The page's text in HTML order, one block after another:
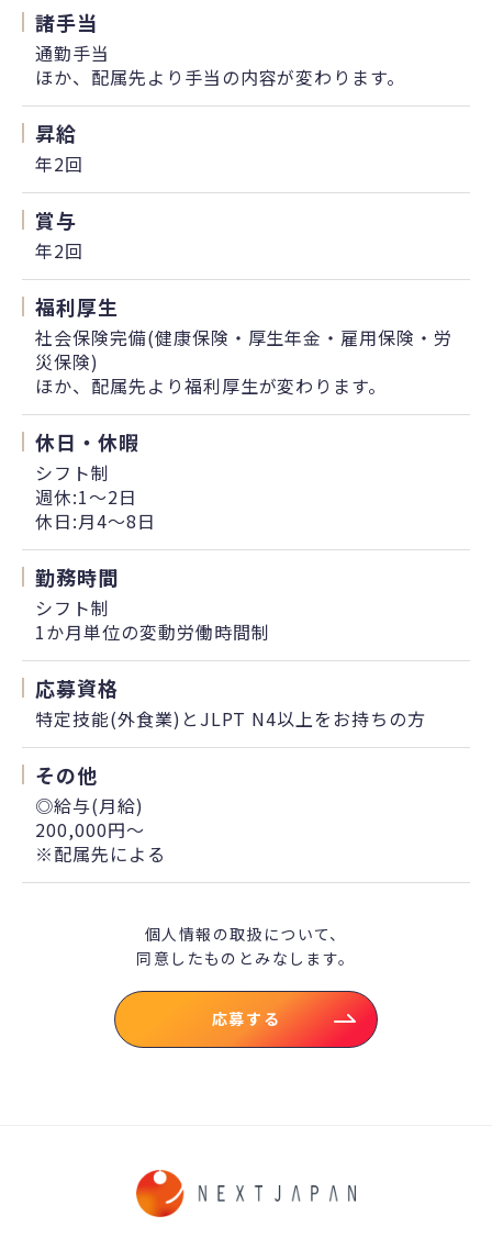
諸手当
通勤手当
ほか、配属先より手当の内容が変わります。
昇給
年2回
賞与
年2回
福利厚生
社会保険完備(健康保険・厚生年金・雇用保険・労
災保険)
ほか、配属先より福利厚生が変わります。
休日・休暇
シフト制
週休:1〜2日
休日:月4〜8日
勤務時間
シフト制
1か月単位の変動労働時間制
応募資格
特定技能(外食業)とJLPT N4以上をお持ちの方
その他
◎給与(月給)
200,000円～
※配属先による
個人情報の取扱について、
同意したものとみなします。
応募する